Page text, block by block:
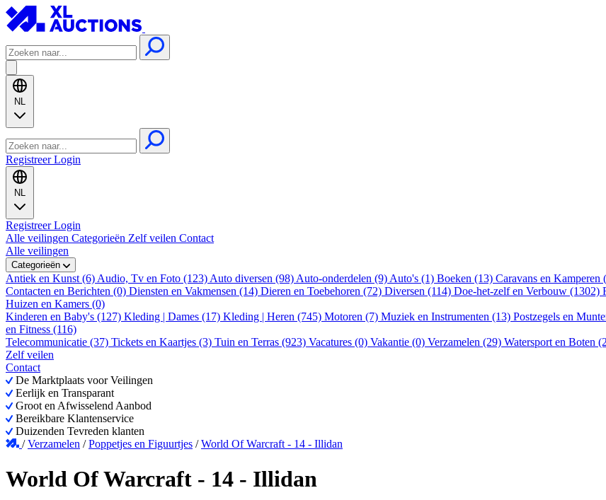
NL
RegistreerLogin
NL
RegistreerLogin
Alle veilingen Categorieën Zelf veilen Contact
Alle veilingen
Categorieën
Antiek en Kunst (6) Audio, Tv en Foto (123) Auto diversen (98) Auto-onderdelen (9) Auto's (1) Boeken (13) Caravans en Kamperen
Contacten en Berichten (0) Diensten en Vakmensen (14) Dieren en Toebehoren (72) Diversen (114) Doe-het-zelf en Verbouw (1302)
Huizen en Kamers (0)
Kinderen en Baby's (127) Kleding | Dames (17) Kleding | Heren (745) Motoren (7) Muziek en Instrumenten (13) Postzegels en
en Fitness (116)
Telecommunicatie (37) Tickets en Kaartjes (3) Tuin en Terras (923) Vacatures (0) Vakantie (0) Verzamelen (29) Watersport en Boten
Zelf veilen
Contact
De Marktplaats voor Veilingen
Eerlijk en Transparant
Groot en Afwisselend Aanbod
Bereikbare Klantenservice
Duizenden Tevreden klanten
/Verzamelen /Poppetjes en Figuurtjes /World Of Warcraft - 14 - Illidan
World Of Warcraft - 14 - Illidan